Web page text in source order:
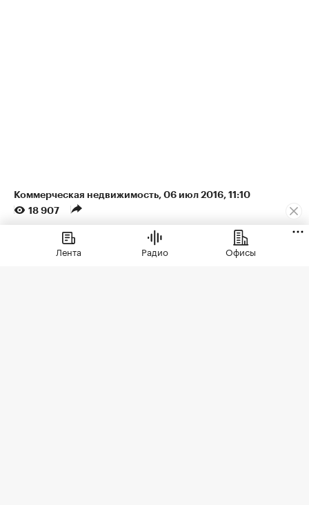
Коммерческая недвижимость⁠, 06 июл 2016, 11:10
18 907
В 30% крупных городов
России остановилось
Лента Радио Офисы